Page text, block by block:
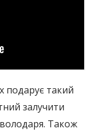
подарує такий
залучити
Також